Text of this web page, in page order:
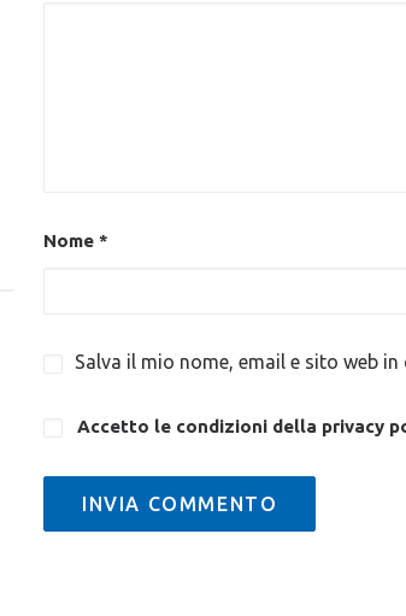
Nome *
Salva il mio nome, email e sito web
Accetto le condizioni della privacy